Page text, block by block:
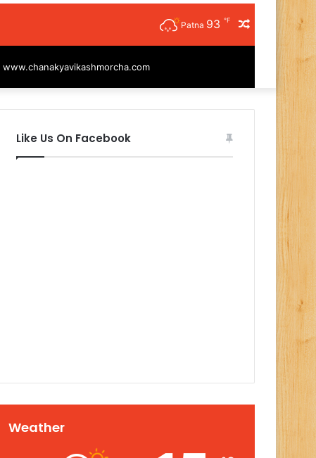
Random
Article
Patna 93 ℉
www.chanakyavikashmorcha.com
Like Us On Facebook
Weather